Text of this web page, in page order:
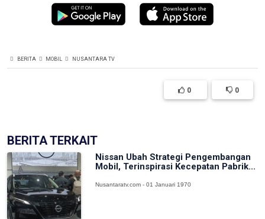
BERITA MOBIL NUSANTARA TV
0 0
BERITA TERKAIT
Nissan Ubah Strategi Pengembangan
Mobil, Terinspirasi Kecepatan Pabrik...
Nusantaratv.com - 01 Januari 1970